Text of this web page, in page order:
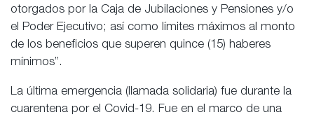
otorgados por la Caja de Jubilaciones y Pensiones y/o
el Poder Ejecutivo; así como límites máximos al monto
de los beneficios que superen quince (15) haberes
mínimos”.
La última emergencia (llamada solidaria) fue durante la
cuarentena por el Covid-19. Fue en el marco de una